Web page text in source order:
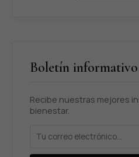
Boletín informativo
Recibe nuestras mejores
bienestar.